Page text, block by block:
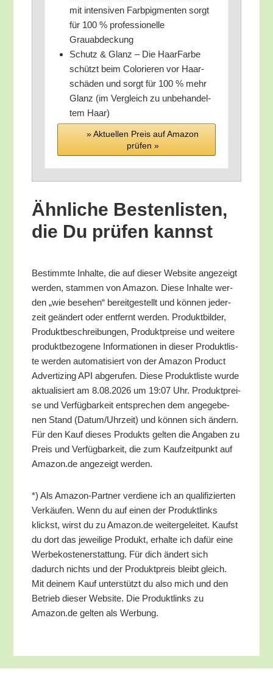
mit inten­si­ven Farb­pig­men­ten sorgt
für 100 % pro­fes­sio­nel­le
Grauabdeckung
Schutz & Glanz – Die Haar­Far­be
schützt beim Colo­rie­ren vor Haar­
schä­den und sorgt für 100 % mehr
Glanz (im Ver­gleich zu unbe­han­del­
tem Haar)
» Aktu­el­len Preis auf Ama­zon
prü­fen »
Ähn­li­che Bes­ten­lis­ten,
die Du prü­fen kannst
Bestimm­te Inhal­te, die auf die­ser Web­site ange­zeigt
wer­den, stam­men von Ama­zon. Die­se Inhal­te wer­
den „wie bese­hen“ bereit­ge­stellt und kön­nen jeder­
zeit geän­dert oder ent­fernt wer­den. Pro­dukt­bil­der,
Pro­dukt­be­schrei­bun­gen, Pro­dukt­prei­se und wei­te­re
pro­dukt­be­zo­ge­ne Infor­ma­tio­nen in die­ser Pro­dukt­lis­
te wer­den auto­ma­ti­siert von der Ama­zon Pro­duct
Adver­tiz­ing API abge­ru­fen. Die­se Pro­dukt­lis­te wur­de
aktua­li­siert am 8.08.2026 um 19:07 Uhr. Pro­dukt­prei­
se und Ver­füg­bar­keit ent­spre­chen dem ange­ge­be­
nen Stand (Datum/​Uhrzeit) und kön­nen sich ändern.
Für den Kauf die­ses Pro­dukts gel­ten die Anga­ben zu
Preis und Ver­füg­bar­keit, die zum Kauf­zeit­punkt auf
Amazon.de ange­zeigt werden.
*) Als Ama­zon-Part­ner ver­die­ne ich an qua­li­fi­zier­ten
Ver­käu­fen. Wenn du auf einen der Pro­dukt­links
klickst, wirst du zu Amazon.de wei­ter­ge­lei­tet. Kaufst
du dort das jewei­li­ge Pro­dukt, erhal­te ich dafür eine
Wer­be­kos­ten­er­stat­tung. Für dich ändert sich
dadurch nichts und der Pro­dukt­preis bleibt gleich.
Mit dei­nem Kauf unter­stützt du also mich und den
Betrieb die­ser Web­site. Die Pro­dukt­links zu
Amazon.de gel­ten als Werbung.